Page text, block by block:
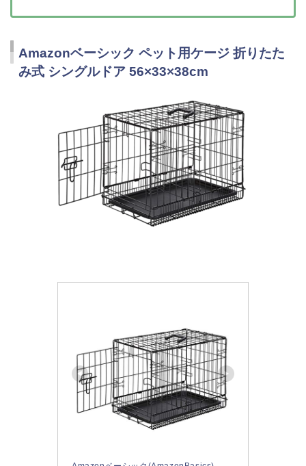
Amazonベーシック ペット用ケージ 折りたた
み式 シングルドア 56×33×38cm